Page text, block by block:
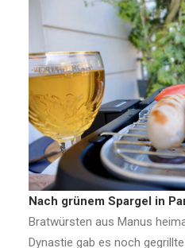
Nach grünem Spargel in
Bratwürsten aus Manus
Dynastie gab es noch